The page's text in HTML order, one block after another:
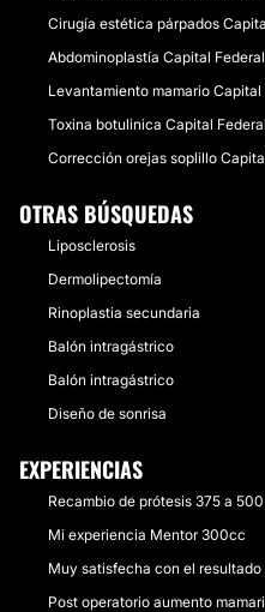
Cirugía estética párpados
Abdominoplastía Capital Federal
Levantamiento mamario Capital
Toxina botulinica Capital Federal
Corrección orejas soplillo
OTRAS BÚSQUEDAS
Liposclerosis
Dermolipectomía
Rinoplastia secundaria
Balón intragástrico
Balón intragástrico
Diseño de sonrisa
EXPERIENCIAS
Recambio de prótesis 375 a 500
Mi experiencia Mentor 300cc
Muy satisfecha con el
Post operatorio aumento